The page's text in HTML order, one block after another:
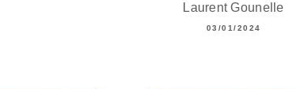
Laurent Gounelle
03/01/2024